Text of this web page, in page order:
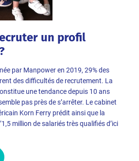
un profil
par Manpower en 2019, 29% des
des difficultés de recrutement. La
une tendance depuis 10 ans
pas près de s’arrêter. Le cabinet
Korn Ferry prédit ainsi que la
million de salariés très qualifiés d’ici